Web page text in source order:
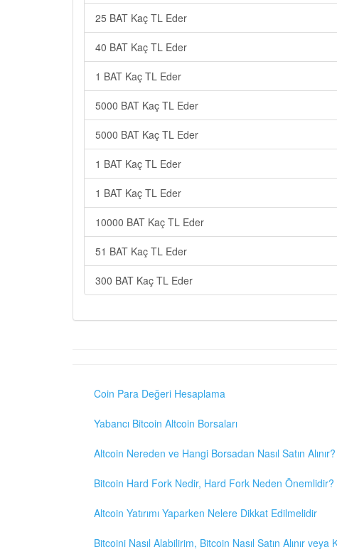
25 BAT Kaç TL Eder
40 BAT Kaç TL Eder
1 BAT Kaç TL Eder
5000 BAT Kaç TL Eder
5000 BAT Kaç TL Eder
1 BAT Kaç TL Eder
1 BAT Kaç TL Eder
10000 BAT Kaç TL Eder
51 BAT Kaç TL Eder
300 BAT Kaç TL Eder
Coin Para Değeri Hesaplama
Yabancı Bitcoin Altcoin Borsaları
Altcoin Nereden ve Hangi Borsadan Nasıl Satın Alınır?
Bitcoin Hard Fork Nedir, Hard Fork Neden Önemlidir?
Altcoin Yatırımı Yaparken Nelere Dikkat Edilmelidir
Bitcoini Nasıl Alabilirim, Bitcoin Nasıl Satın Alınır veya